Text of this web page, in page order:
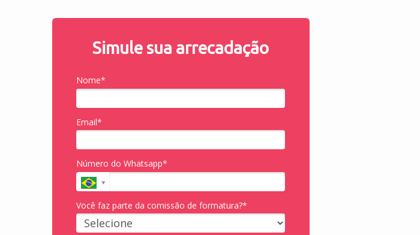
Simule sua arrecadação
Nome*
Email*
Número do Whatsapp*
Você faz parte da comissão de formatura?*